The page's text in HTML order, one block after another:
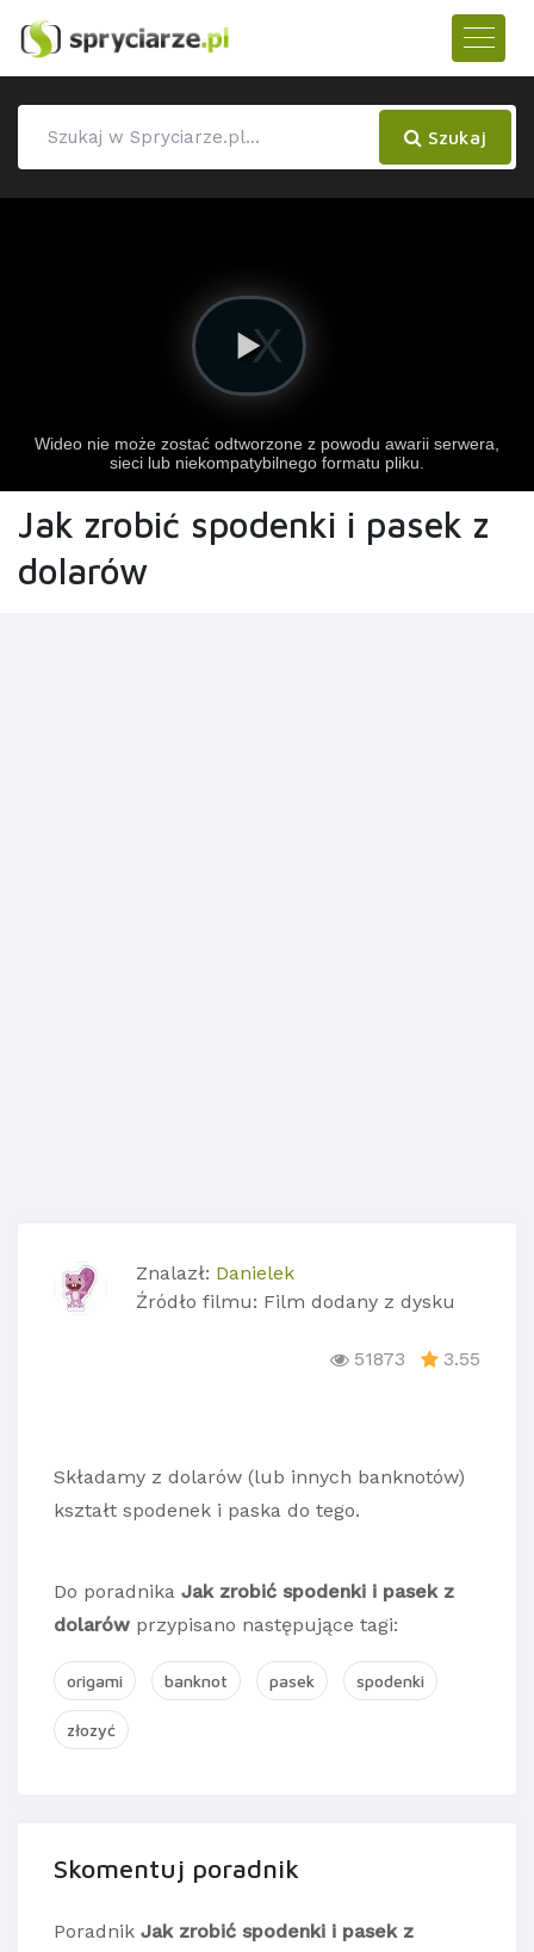
Szukaj
Jak zrobić spodenki i pasek z
dolarów
Znalazł: Danielek
Źródło filmu: Film dodany z dysku
51873 3.55
Składamy z dolarów (lub innych banknotów)
kształt spodenek i paska do tego.
Do poradnika Jak zrobić spodenki i pasek z
dolarów przypisano następujące tagi:
origami banknot pasek spodenki
złozyć
Skomentuj poradnik
Poradnik Jak zrobić spodenki i pasek z